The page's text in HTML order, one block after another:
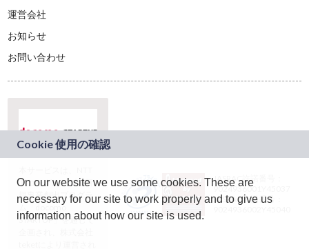
運営会社
お知らせ
お問い合わせ
ドコモグループの新
規事業創出プログラ
ム「docomo
STARTUP」を通じて
JASRAC許諾番号：
9024936001Y45037
JASRAC許諾番号：
On our website we use some cookies. These are
necessary for our site to work properly and to give us
information about how our site is used.